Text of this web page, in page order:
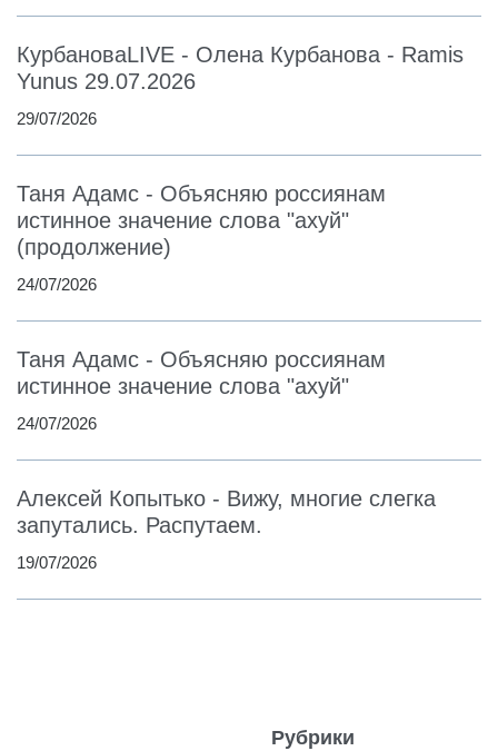
КурбановаLIVE - Олена Курбанова - Ramis
Yunus 29.07.2026
29/07/2026
Таня Адамс - Объясняю россиянам
истинное значение слова "ахуй"
(продолжение)
24/07/2026
Таня Адамс - Объясняю россиянам
истинное значение слова "ахуй"
24/07/2026
Алексей Копытько - Вижу, многие слегка
запутались. Распутаем.
19/07/2026
Рубрики